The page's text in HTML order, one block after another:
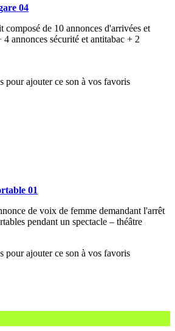
04
de 10 annonces d'arrivées et
4 annonces sécurité et antitabac + 2
01
de voix de femme demandant l'arrêt
pendant un spectacle – théâtre